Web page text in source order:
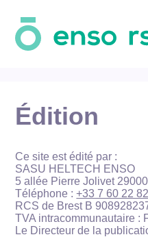
Aller
au
RSE & impact
Glossaire
Édition
Ce site est édité par :
SASU HELTECH ENSO
5 allée Pierre Jolivet
Téléphone :+33 7 60 22
RCS de Brest B
TVA intracommunautaire :
Le Directeur de la